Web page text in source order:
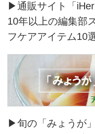
▶通販サイト「
10年以上の編集部
フケアアイテム10
▶旬の「みょうが